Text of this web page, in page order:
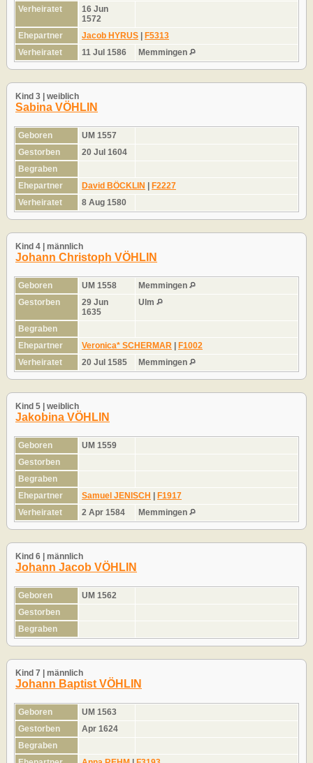
Verheiratet
16 Jun
1572
Ehepartner
Jacob HYRUS | F5313
Verheiratet
11 Jul 1586 Memmingen
Kind 3 | weiblich
Sabina VÖHLIN
Geboren
UM 1557
Gestorben
20 Jul 1604
Begraben
Ehepartner
David BÖCKLIN | F2227
Verheiratet
8 Aug 1580
Kind 4 | männlich
Johann Christoph VÖHLIN
Geboren UM 1558
Memmingen
Gestorben
29 Jun
1635
Ulm
Begraben
Ehepartner
Veronica* SCHERMAR | F1002
Verheiratet
20 Jul 1585 Memmingen
Kind 5 | weiblich
Jakobina VÖHLIN
Geboren
UM 1559
Gestorben
Begraben
Ehepartner
Samuel JENISCH | F1917
Verheiratet
2 Apr 1584 Memmingen
Kind 6 | männlich
Johann Jacob VÖHLIN
Geboren
UM 1562
Gestorben
Begraben
Kind 7 | männlich
Johann Baptist VÖHLIN
Geboren
UM 1563
Gestorben
Apr 1624
Begraben